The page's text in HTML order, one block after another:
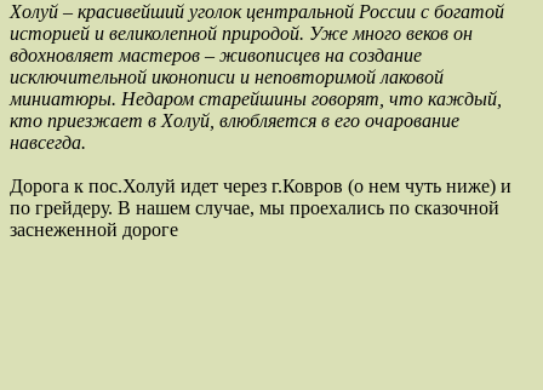
Холуй – красивейший уголок центральной России с богатой
историей и великолепной природой. Уже много веков он
вдохновляет мастеров – живописцев на создание
исключительной иконописи и неповторимой лаковой
миниатюры. Недаром старейшины говорят, что каждый,
кто приезжает в Холуй, влюбляется в его очарование
навсегда.
Дорога к пос.Холуй идет через г.Ковров (о нем чуть ниже) и
по грейдеру. В нашем случае, мы проехались по сказочной
заснеженной дороге